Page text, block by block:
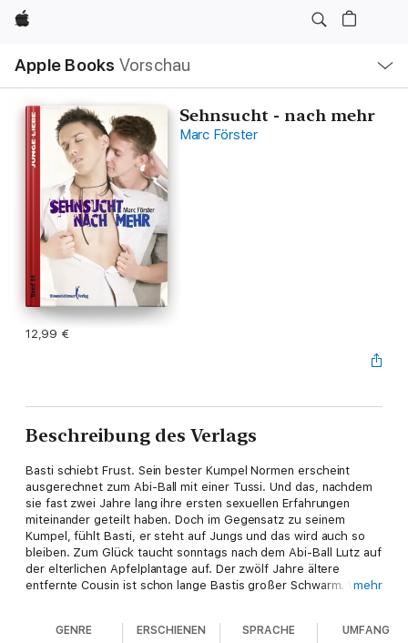
Apple
Apple Books Vorschau
Navigation
Menü
öffnen
Sehnsucht - nach mehr
Marc Förster
12,99 €
Beschreibung des Verlags
Basti schiebt Frust. Sein bester Kumpel Normen erscheint
ausgerechnet zum Abi-Ball mit einer Tussi. Und das, nachdem
sie fast zwei Jahre lang ihre ersten sexuellen Erfahrungen
miteinander geteilt haben. Doch im Gegensatz zu seinem
Kumpel, fühlt Basti, er steht auf Jungs und das wird auch so
bleiben. Zum Glück taucht sonntags nach dem Abi-Ball Lutz auf
der elterlichen Apfelplantage auf. Der zwölf Jahre ältere
entfernte Cousin ist schon lange Bastis großer Schwarm. Weit
ihn zur Uni Besichtigung nach Köln einlädt. Bastis erstes
mehr
GENRE ERSCHIENEN SPRACHE UMFANG